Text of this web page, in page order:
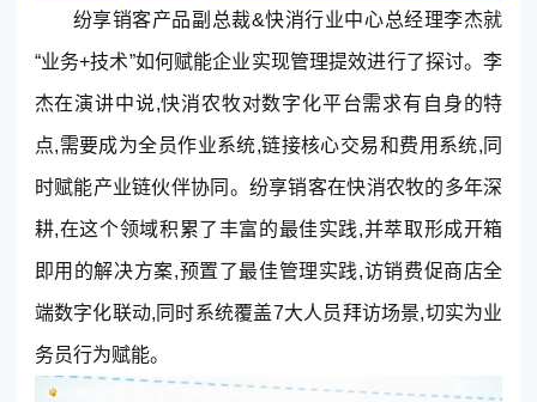
纷享销客产品副总裁&快消行业中心总经理李杰就
“业务+技术”如何赋能企业实现管理提效进行了探讨。李
杰在演讲中说,快消农牧对数字化平台需求有自身的特
点,需要成为全员作业系统,链接核心交易和费用系统,同
时赋能产业链伙伴协同。纷享销客在快消农牧的多年深
耕,在这个领域积累了丰富的最佳实践,并萃取形成开箱
即用的解决方案,预置了最佳管理实践,访销费促商店全
端数字化联动,同时系统覆盖7大人员拜访场景,切实为业
务员行为赋能。